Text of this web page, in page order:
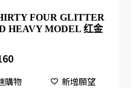
FOUR GLITTER
HEAVY MODEL 红金
購物 新增願望